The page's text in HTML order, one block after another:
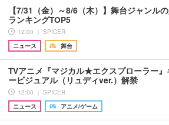
【7/31（金）～8/6（木）】舞台ジャンル
ランキングTOP5
12:00 ｜ SPICER
ニュース
舞台
TVアニメ『マジカル★エクスプローラー』
ービジュアル（リュディver.）解禁
12:00 ｜ SPICER
ニュース
アニメ/ゲーム